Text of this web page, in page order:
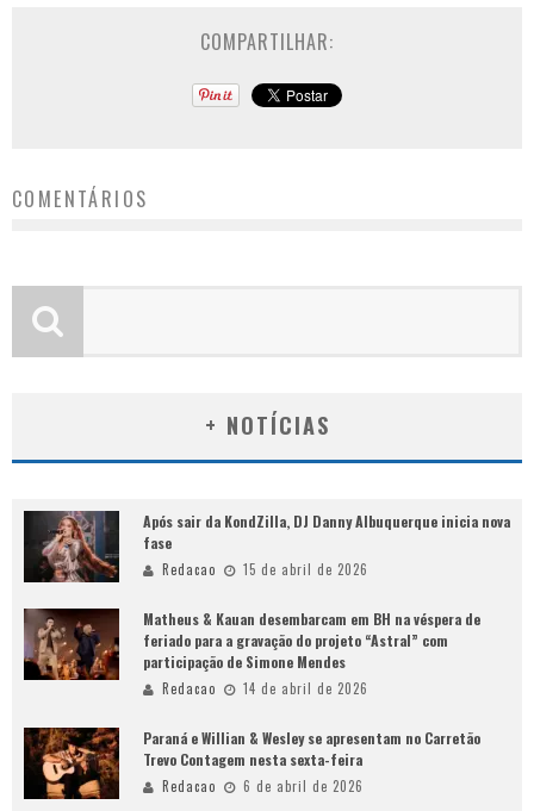
COMPARTILHAR:
COMENTÁRIOS
+ NOTÍCIAS
Após sair da KondZilla, DJ Danny Albuquerque inicia nova
fase
Redacao 15 de abril de 2026
Matheus & Kauan desembarcam em BH na véspera de
feriado para a gravação do projeto “Astral” com
participação de Simone Mendes
Redacao 14 de abril de 2026
Paraná e Willian & Wesley se apresentam no Carretão
Trevo Contagem nesta sexta-feira
Redacao 6 de abril de 2026